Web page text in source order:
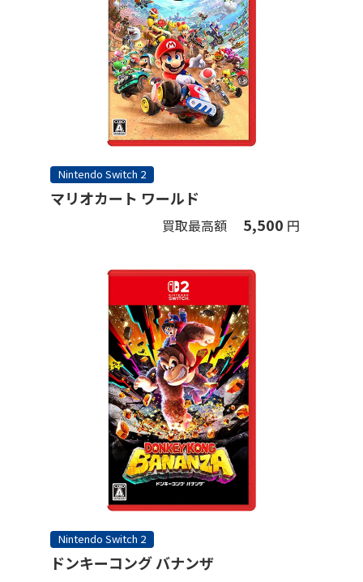
Nintendo Switch 2
マリオカート ワールド
買取最高額 5,500 円
Nintendo Switch 2
ドンキーコング バナンザ